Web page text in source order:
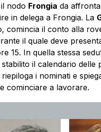
nodo Frongia da
in delega a Frongia. La
comincia il conto alla
il quale deve
15. In quella stessa
il calendario delle
riepiloga i nominati e
cominciare a lavorare.